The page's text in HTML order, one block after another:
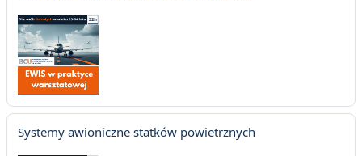
Systemy awioniczne statków powietrznych